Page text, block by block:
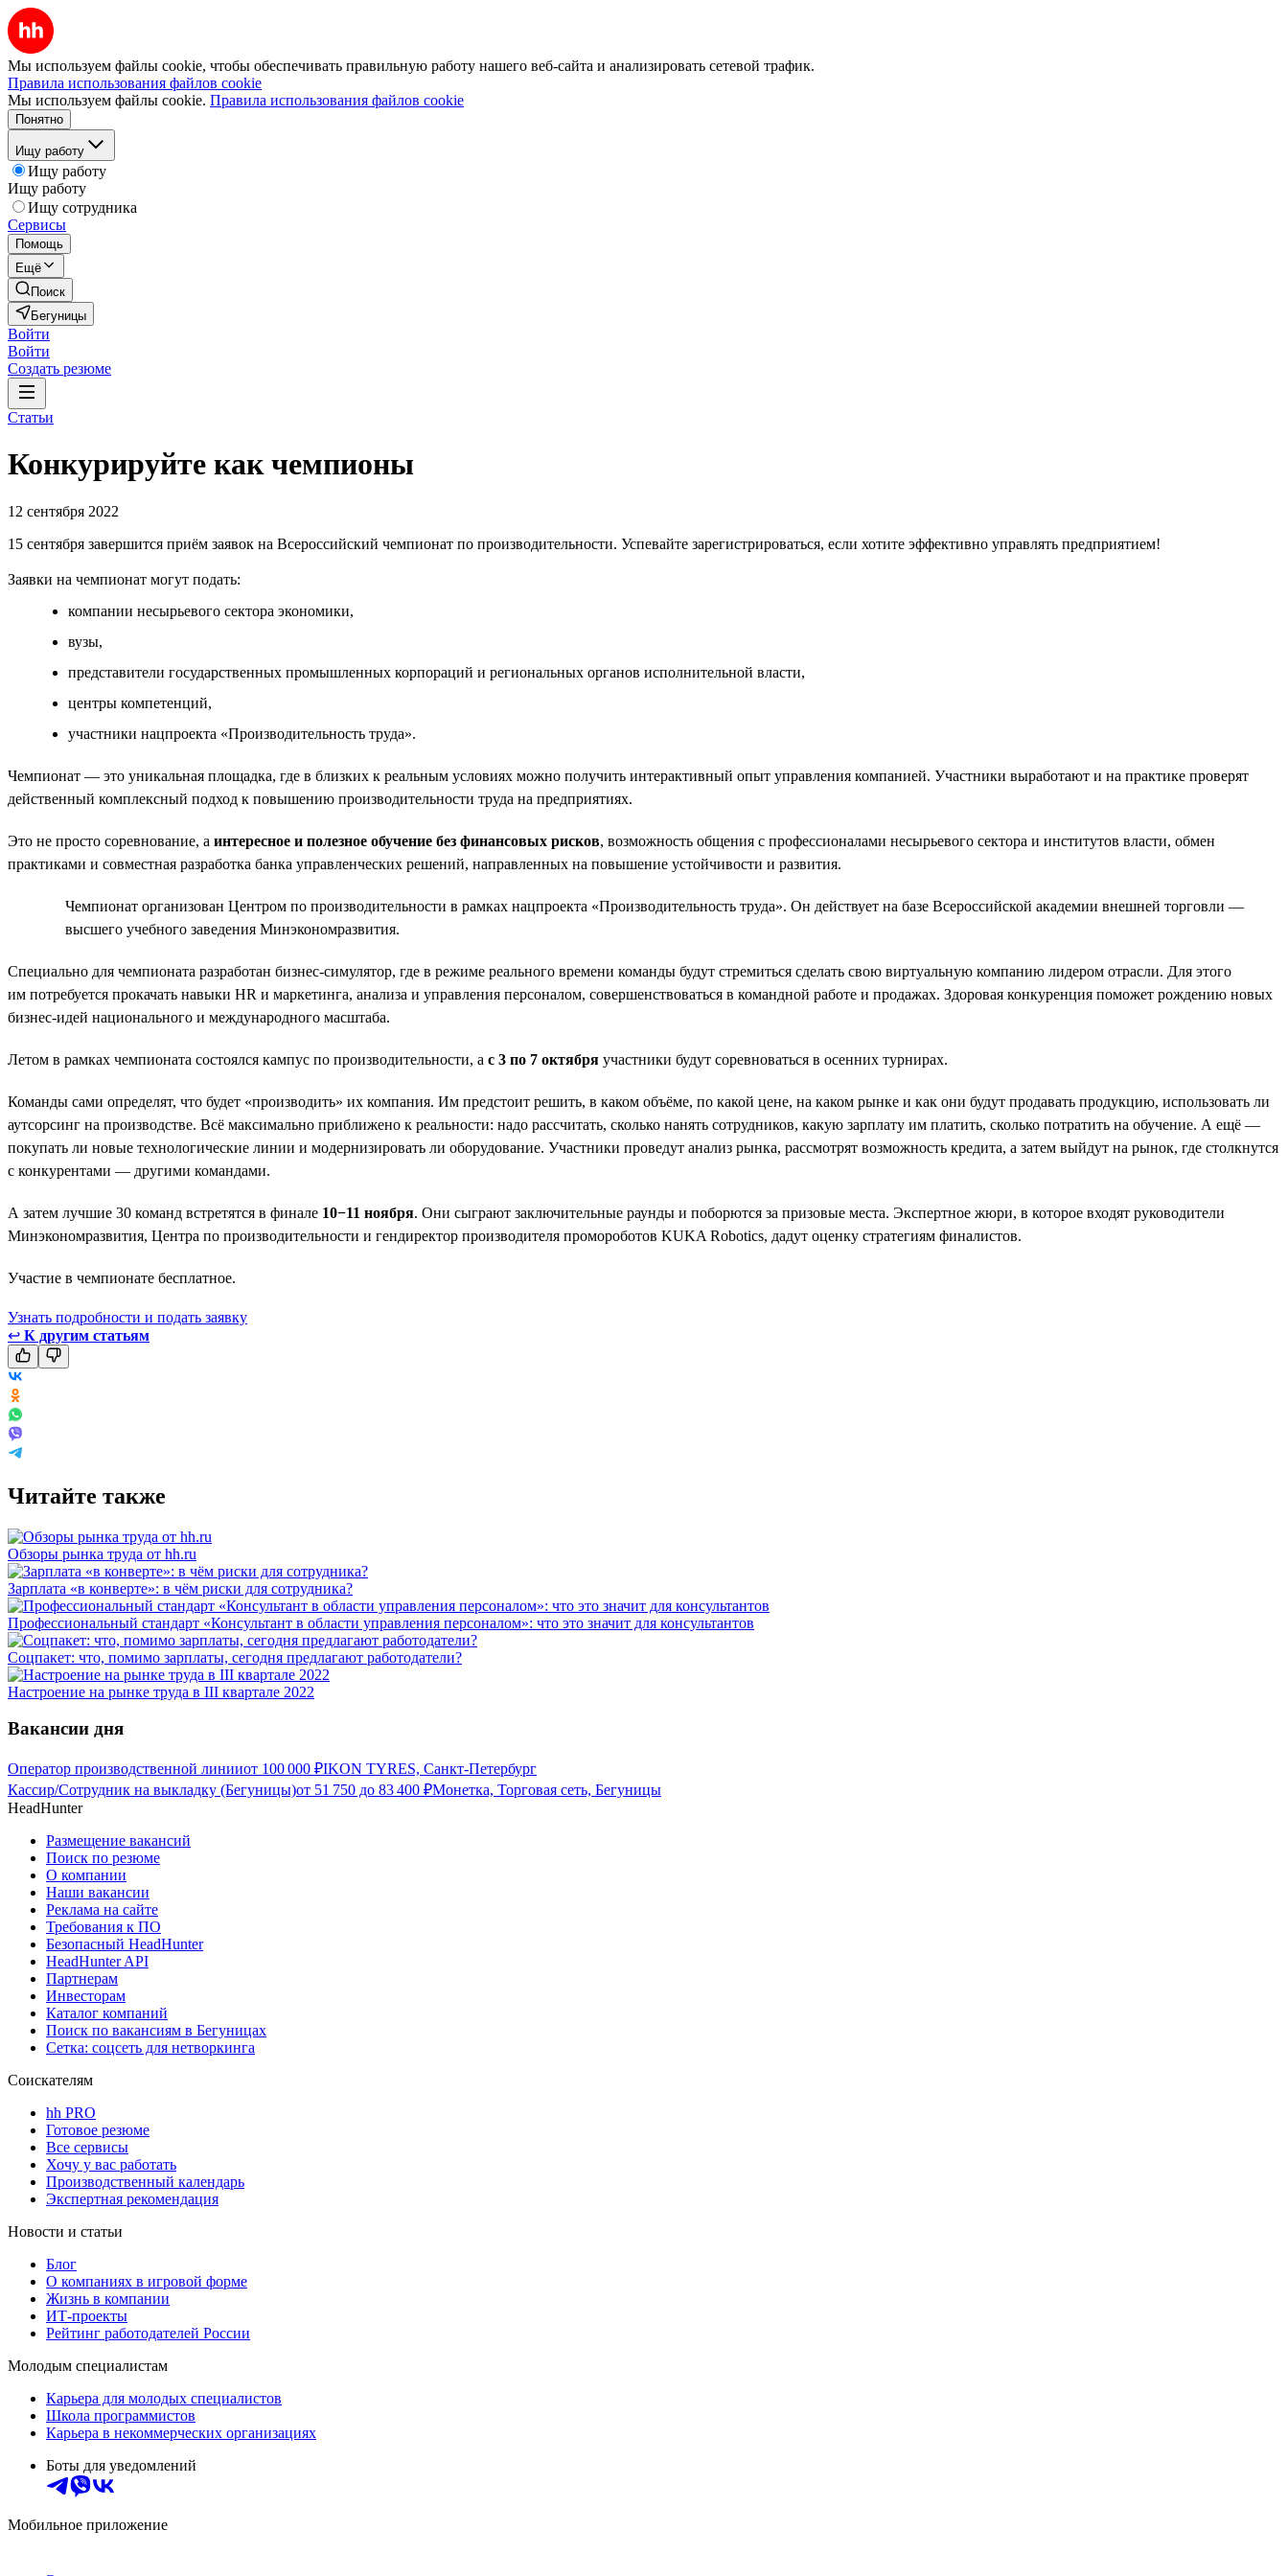
Мы используем файлы cookie, чтобы обеспечивать правильную работу нашего веб-сайта и анализировать сетевой трафик.
Правила использования файлов cookie
Мы используем файлы cookie. Правила использования файлов cookie
Понятно
Ищу работу
Ищу работу
Ищу работу
Ищу сотрудника
Сервисы
Помощь
Ещё
Поиск
Бегуницы
Войти
Войти
Создать резюме
Статьи
Конкурируйте как чемпионы
12 сентября 2022
15 сентября завершится приём заявок на Всероссийский чемпионат по производительности. Успевайте зарегистрироваться, если хотите эффективно управлять предприятием!
Заявки на чемпионат могут подать:
компании несырьевого сектора экономики,
вузы,
представители государственных промышленных корпораций и региональных органов исполнительной власти,
центры компетенций,
участники нацпроекта «Производительность труда».
Чемпионат — это уникальная площадка, где в близких к реальным условиях можно получить интерактивный опыт управления компанией. Участники выработают и на практике проверят
действенный комплексный подход к повышению производительности труда на предприятиях.
Это не просто соревнование, а интересное и полезное обучение без финансовых рисков, возможность общения с профессионалами несырьевого сектора и институтов власти, обмен
практиками и совместная разработка банка управленческих решений, направленных на повышение устойчивости и развития.
Чемпионат организован Центром по производительности в рамках нацпроекта «Производительность труда». Он действует на базе Всероссийской академии внешней торговли —
высшего учебного заведения Минэкономразвития.
Специально для чемпионата разработан бизнес-симулятор, где в режиме реального времени команды будут стремиться сделать свою виртуальную компанию лидером отрасли. Для этого
им потребуется прокачать навыки HR и маркетинга, анализа и управления персоналом, совершенствоваться в командной работе и продажах. Здоровая конкуренция поможет рождению новых
бизнес-идей национального и международного масштаба.
Летом в рамках чемпионата состоялся кампус по производительности, а с 3 по 7 октября участники будут соревноваться в осенних турнирах.
Команды сами определят, что будет «производить» их компания. Им предстоит решить, в каком объёме, по какой цене, на каком рынке и как они будут продавать продукцию, использовать ли
аутсорсинг на производстве. Всё максимально приближено к реальности: надо рассчитать, сколько нанять сотрудников, какую зарплату им платить, сколько потратить на обучение. А ещё —
покупать ли новые технологические линии и модернизировать ли оборудование. Участники проведут анализ рынка, рассмотрят возможность кредита, а затем выйдут на рынок, где столкнутся
с конкурентами — другими командами.
А затем лучшие 30 команд встретятся в финале 10−11 ноября. Они сыграют заключительные раунды и поборются за призовые места. Экспертное жюри, в которое входят руководители
Минэкономразвития, Центра по производительности и гендиректор производителя промороботов KUKA Robotics, дадут оценку стратегиям финалистов.
Участие в чемпионате бесплатное.
Узнать подробности и подать заявку
↩ К другим статьям
Читайте также
Обзоры рынка труда от hh.ru
Зарплата «в конверте»: в чём риски для сотрудника?
Профессиональный стандарт «Консультант в области управления персоналом»: что это значит для консультантов
Соцпакет: что, помимо зарплаты, сегодня предлагают работодатели?
Настроение на рынке труда в III квартале 2022
Вакансии дня
Оператор производственной линииот 100 000 ₽IKON TYRES, Санкт-Петербург
Кассир/Сотрудник на выкладку (Бегуницы)от 51 750 до 83 400 ₽Монетка, Торговая сеть, Бегуницы
HeadHunter
Размещение вакансий
Поиск по резюме
О компании
Наши вакансии
Реклама на сайте
Требования к ПО
Безопасный HeadHunter
HeadHunter API
Партнерам
Инвесторам
Каталог компаний
Поиск по вакансиям в Бегуницах
Сетка: соцсеть для нетворкинга
Соискателям
hh PRO
Готовое резюме
Все сервисы
Хочу у вас работать
Производственный календарь
Экспертная рекомендация
Новости и статьи
Блог
О компаниях в игровой форме
Жизнь в компании
ИТ-проекты
Рейтинг работодателей России
Молодым специалистам
Карьера для молодых специалистов
Школа программистов
Карьера в некоммерческих организациях
Боты для уведомлений
Мобильное приложение